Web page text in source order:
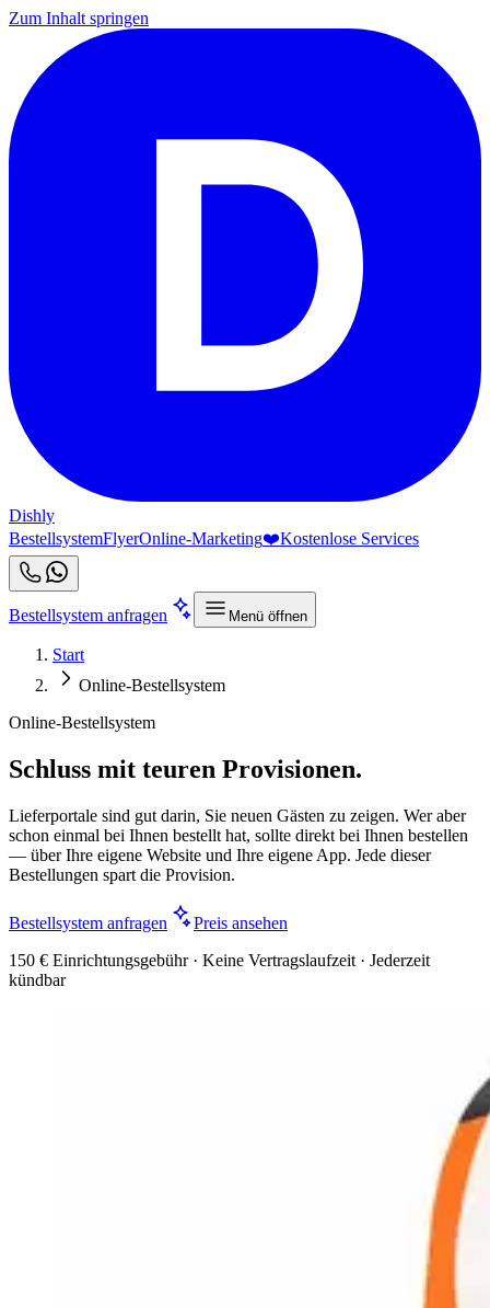
Zum Inhalt springen
Dishly
BestellsystemFlyerOnline-Marketing❤️Kostenlose Services
Bestellsystem anfragen Menü öffnen
Start
Online-Bestellsystem
Online-Bestellsystem
Schluss mit teuren Provisionen.
Lieferportale sind gut darin, Sie neuen Gästen zu zeigen. Wer aber
schon einmal bei Ihnen bestellt hat, sollte direkt bei Ihnen bestellen
— über Ihre eigene Website und Ihre eigene App. Jede dieser
Bestellungen spart die Provision.
Bestellsystem anfragen
Preis ansehen
150 € Einrichtungsgebühr · Keine Vertragslaufzeit · Jederzeit
kündbar